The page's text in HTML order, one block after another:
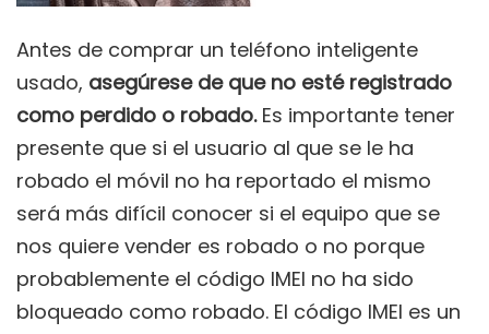
Antes de comprar un teléfono inteligente
usado, asegúrese de que no esté registrado
como perdido o robado.Es importante tener
presente que si el usuario al que se le ha
robado el móvil no ha reportado el mismo
será más difícil conocer si el equipo que se
nos quiere vender es robado o no porque
probablemente el código IMEI no ha sido
bloqueado como robado. El código IMEI es un